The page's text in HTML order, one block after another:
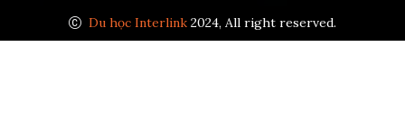
Du học Interlink 2024, All right reserved.